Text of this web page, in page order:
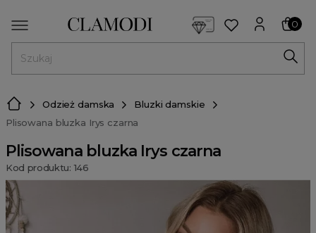
0
Odzież damska
Bluzki damskie
Plisowana bluzka Irys czarna
Plisowana bluzka Irys czarna
Kod produktu: 146